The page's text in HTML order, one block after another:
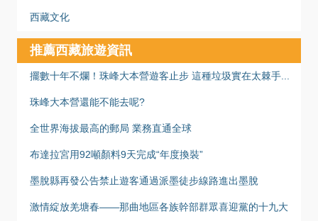
西藏文化
推薦西藏旅遊資訊
擺數十年不爛！珠峰大本營遊客止步 這種垃圾實在太棘手...
珠峰大本營還能不能去呢?
全世界海拔最高的郵局 業務直通全球
布達拉宮用92噸顏料9天完成“年度換裝”
墨脫縣再發公告禁止遊客通過派墨徒步線路進出墨脫
激情綻放羌塘春——那曲地區各族幹部群眾喜迎黨的十九大